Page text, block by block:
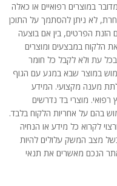
במוצרים רפואיים או כאלה
לא ניתן להסתמך על התוכן
הזנת הפרטים, בין אם בוצעה
הלקוח במבצעים ומוצרים
עת ולא לקבל כל חומר
במוצר שבא במגע עם הגוף
מענה מקצועי. המידע
רפואי. מוצרי בד נדרשים
בהם על אחריות הלקוח בלבד.
לקרוא כל מידע או הנחיה
מצב המשק עלולים להיות
הנכם מאשרים את תנאי